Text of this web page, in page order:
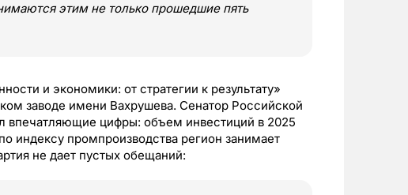
этим не только прошедшие пять
и экономики: от стратегии к результату»
заводе имени Вахрушева. Сенатор Российской
впечатляющие цифры: объем инвестиций в 2025
индексу промпроизводства регион занимает
не дает пустых обещаний: